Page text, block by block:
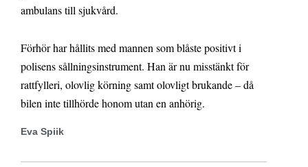
ambulans till sjukvård.
Förhör har hållits med mannen som blåste positivt i
polisens sållningsinstrument. Han är nu misstänkt för
rattfylleri, olovlig körning samt olovligt brukande – då
bilen inte tillhörde honom utan en anhörig.
Eva Spiik